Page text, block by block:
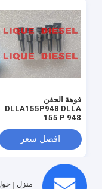
فوهة الحقن
DLLA155P948 DLLA
155 P 948
افضل سعر
منزل